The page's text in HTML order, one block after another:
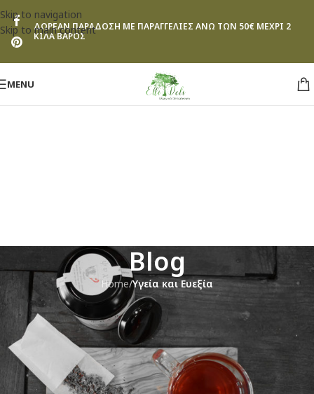
Skip to navigation
Skip to main content
ΔΩΡΕΑΝ ΠΑΡΑΔΟΣΗ ΜΕ ΠΑΡΑΓΓΕΛΙΕΣ ΑΝΩ ΤΩΝ 50€ ΜΕΧΡΙ 2
ΚΙΛΑ ΒΑΡΟΣ
MENU
Blog
Home/Υγεία και Ευεξία